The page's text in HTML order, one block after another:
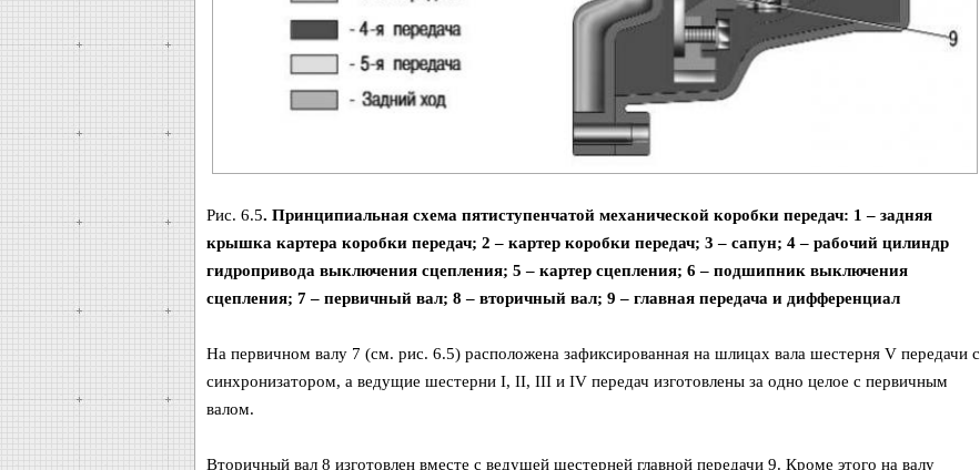
Рис. 6.5. Принципиальная схема пятиступенчатой механической коробки передач: 1 – задняя
крышка картера коробки передач; 2 – картер коробки передач; 3 – сапун; 4 – рабочий цилиндр
гидропривода выключения сцепления; 5 – картер сцепления; 6 – подшипник выключения
сцепления; 7 – первичный вал; 8 – вторичный вал; 9 – главная передача и дифференциал
На первичном валу 7 (см. рис. 6.5) расположена зафиксированная на шлицах вала шестерня V передачи с
синхронизатором, а ведущие шестерни I, II, III и IV передач изготовлены за одно целое с первичным
валом.
Вторичный вал 8 изготовлен вместе с ведущей шестерней главной передачи 9. Кроме этого на валу